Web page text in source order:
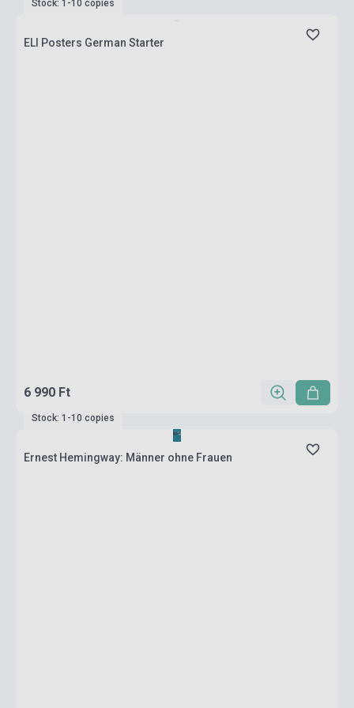
Stock: 1-10 copies
ELI Posters German Starter
6 990 Ft
Stock: 1-10 copies
Ernest Hemingway: Männer ohne Frauen